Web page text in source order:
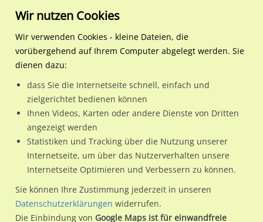
Regionale Plakatwerbung
Mecklenburg-
Stralsund, Hansestadt
Am Paschenberg B96
Am Paschenberg B96
Nutze günstige Werbemöglichkeiten am Standort Am
Paschenberg B96im Ortsteil Andershof)in Stralsund,
Hansestadt.
Wir erheben für jede unserer Werbeflächen individuelle und
Wir nutzen Cookies
Wir verwenden Cookies - kleine Dateien, die
vorübergehend auf Ihrem Computer abgelegt werden. Sie
dienen dazu:
dass Sie die Internetseite schnell, einfach und
zielgerichtet bedienen können
Ihnen Videos, Karten oder andere Dienste von Dritten
angezeigt werden
Statistiken und Tracking über die Nutzung unserer
Internetseite, um über das Nutzerverhalten unsere
Internetseite Optimieren und Verbessern zu können.
Sie können Ihre Zustimmung jederzeit in unseren
Datenschutzerklärungen widerrufen.
Die Einbindung von Google Maps ist für einwandfreie